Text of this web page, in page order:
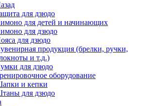
для дзюдо
для детей и начинающих
для дзюдо
для дзюдо
продукция (брелки, ручки,
и т.д.)
для дзюдо
оборудование
и кепки
для дзюдо